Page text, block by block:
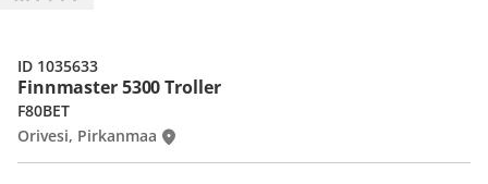
Finnmaster 5300 Troller
F80BET
Orivesi, Pirkanmaa
ID 1035633